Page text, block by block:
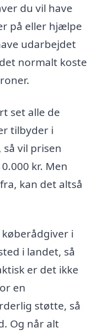
du vil have
på eller hjælpe
udarbejdet
normalt koste
set alle de
tilbyder i
vil prisen
kr. Men
kan det altså
i
i landet, så
er det ikke
en
støtte, så
Og når alt